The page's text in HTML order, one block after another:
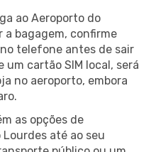
ao Aeroporto do
a bagagem, confirme
telefone antes de sair
um cartão SIM local, será
no aeroporto, embora
as opções de
até ao seu